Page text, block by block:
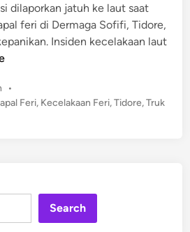
dilaporkan jatuh ke laut saat
feri di Dermaga Sofifi, Tidore,
Insiden kecelakaan laut
•
Feri, Kecelakaan Feri,Tidore,Truk
Search